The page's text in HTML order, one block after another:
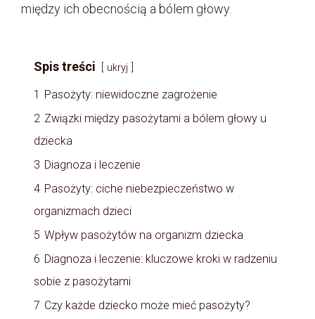
między ich obecnością a bólem głowy.
Spis treści ukryj
1
Pasożyty: niewidoczne zagrożenie
2 Związki między pasożytami a bólem głowy u
dziecka
3 Diagnoza i leczenie
4 Pasożyty: ciche niebezpieczeństwo w
organizmach dzieci
5 Wpływ pasożytów na organizm dziecka
6 Diagnoza i leczenie: kluczowe kroki w radzeniu
sobie z pasożytami
7 Czy każde dziecko może mieć pasożyty?